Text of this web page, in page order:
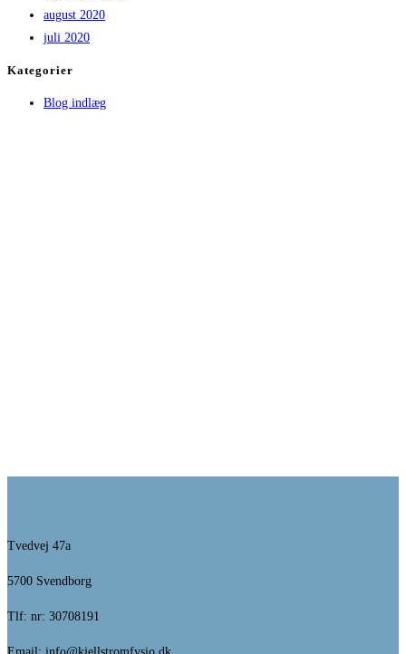
august 2020
juli 2020
Kategorier
Blog indlæg
Tvedvej 47a
5700 Svendborg
Tlf: nr: 30708191